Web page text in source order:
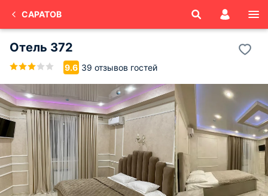
САРАТОВ
Отель 372
9.6 39 отзывов гостей